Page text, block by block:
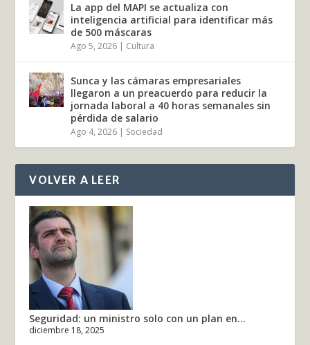
La app del MAPI se actualiza con
inteligencia artificial para identificar más
de 500 máscaras
Ago 5, 2026 | Cultura
Sunca y las cámaras empresariales
llegaron a un preacuerdo para reducir la
jornada laboral a 40 horas semanales sin
pérdida de salario
Ago 4, 2026 | Sociedad
VOLVER A LEER
Seguridad: un ministro solo con un plan en...
diciembre 18, 2025